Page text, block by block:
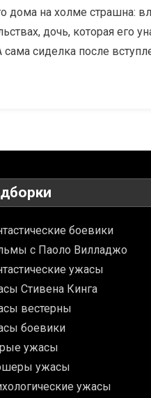
дома на холме страшна:
дочь, которая его
сиделка после
боевики
с Паоло Вилладжо
ужасы
Стивена Кинга
вестерны
боевики
ужасы
ужасы
ужасы